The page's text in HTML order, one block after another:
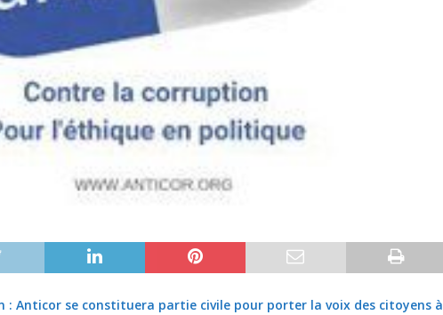
: Anticor se constituera partie civile pour porter la voix des citoyens à